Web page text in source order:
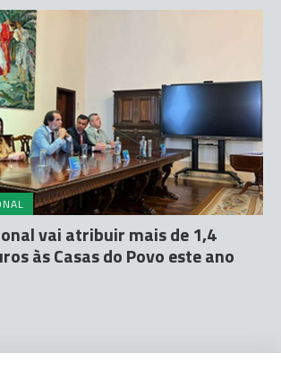
vai atribuir mais de 1,4
às Casas do Povo este ano